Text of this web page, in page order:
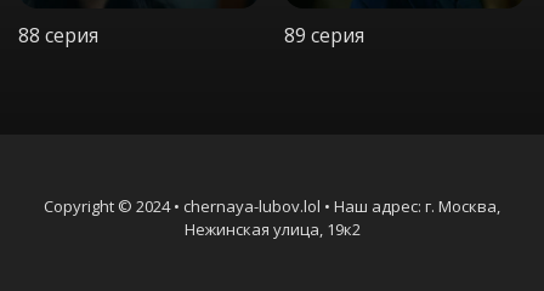
88 серия 89 серия
Copyright © 2024 • chernaya-lubov.lol • Наш адрес: г. Москва,
Нежинская улица, 19к2